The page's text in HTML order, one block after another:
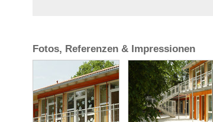
Fotos, Referenzen & Impressionen